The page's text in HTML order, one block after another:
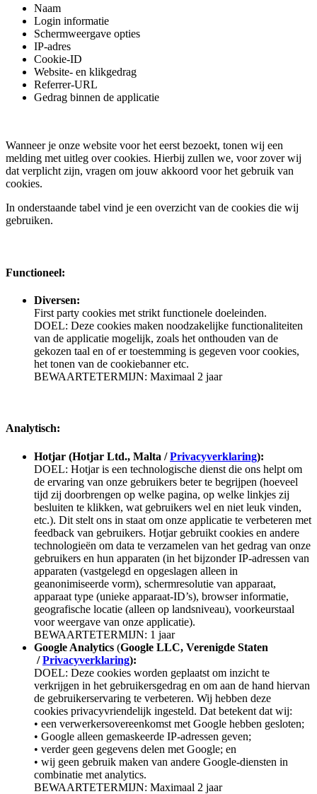
Naam
Login informatie
Schermweergave opties
IP-adres
Cookie-ID
Website- en klikgedrag
Referrer-URL
Gedrag binnen de applicatie
Wanneer je onze website voor het eerst bezoekt, tonen wij een
melding met uitleg over cookies. Hierbij zullen we, voor zover wij
dat verplicht zijn, vragen om jouw akkoord voor het gebruik van
cookies.
In onderstaande tabel vind je een overzicht van de cookies die wij
gebruiken.
Functioneel:
Diversen:
First party cookies met strikt functionele doeleinden.
DOEL: Deze cookies maken noodzakelijke functionaliteiten
van de applicatie mogelijk, zoals het onthouden van de
gekozen taal en of er toestemming is gegeven voor cookies,
het tonen van de cookiebanner etc.
BEWAARTETERMIJN: Maximaal 2 jaar
Analytisch:
Hotjar (Hotjar Ltd., Malta /Privacyverklaring):
DOEL: Hotjar is een technologische dienst die ons helpt om
de ervaring van onze gebruikers beter te begrijpen (hoeveel
tijd zij doorbrengen op welke pagina, op welke linkjes zij
besluiten te klikken, wat gebruikers wel en niet leuk vinden,
etc.). Dit stelt ons in staat om onze applicatie te verbeteren met
feedback van gebruikers. Hotjar gebruikt cookies en andere
technologieën om data te verzamelen van het gedrag van onze
gebruikers en hun apparaten (in het bijzonder IP-adressen van
apparaten (vastgelegd en opgeslagen alleen in
geanonimiseerde vorm), schermresolutie van apparaat,
apparaat type (unieke apparaat-ID’s), browser informatie,
geografische locatie (alleen op landsniveau), voorkeurstaal
voor weergave van onze applicatie).
BEWAARTETERMIJN: 1 jaar
Google Analytics (Google LLC, Verenigde Staten
/Privacyverklaring):
DOEL: Deze cookies worden geplaatst om inzicht te
verkrijgen in het gebruikersgedrag en om aan de hand hiervan
de gebruikerservaring te verbeteren. Wij hebben deze
cookies privacyvriendelijk ingesteld. Dat betekent dat wij:
• een verwerkersovereenkomst met Google hebben gesloten;
• Google alleen gemaskeerde IP-adressen geven;
• verder geen gegevens delen met Google; en
• wij geen gebruik maken van andere Google-diensten in
combinatie met analytics.
BEWAARTETERMIJN: Maximaal 2 jaar